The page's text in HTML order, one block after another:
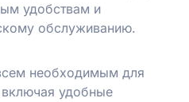
удобствам и
обслуживанию.
необходимым для
удобные